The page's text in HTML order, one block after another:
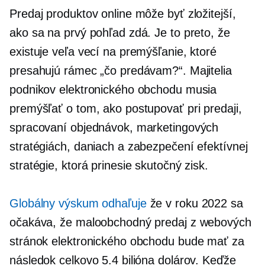
Predaj produktov online môže byť zložitejší,
ako sa na prvý pohľad zdá. Je to preto, že
existuje veľa vecí na premýšľanie, ktoré
presahujú rámec „čo predávam?“. Majitelia
podnikov elektronického obchodu musia
premýšľať o tom, ako postupovať pri predaji,
spracovaní objednávok, marketingových
stratégiách, daniach a zabezpečení efektívnej
stratégie, ktorá prinesie skutočný zisk.
Globálny výskum odhaľuježe v roku 2022 sa
očakáva, že maloobchodný predaj z webových
stránok elektronického obchodu bude mať za
následok celkovo 5.4 bilióna dolárov. Keďže